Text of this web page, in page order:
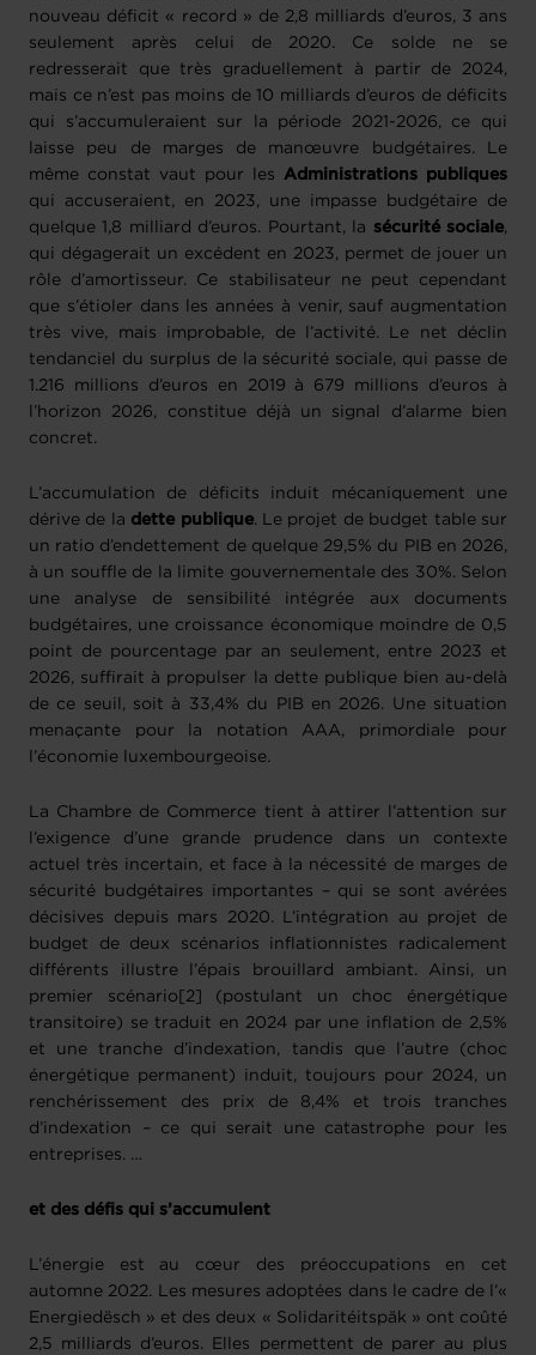
nouveau déficit « record » de 2,8 milliards d’euros, 3 ans
seulement après celui de 2020. Ce solde ne se
redresserait que très graduellement à partir de 2024,
mais ce n’est pas moins de 10 milliards d’euros de déficits
qui s’accumuleraient sur la période 2021-2026, ce qui
laisse peu de marges de manœuvre budgétaires. Le
même constat vaut pour les Administrations publiques
qui accuseraient, en 2023, une impasse budgétaire de
quelque 1,8 milliard d’euros. Pourtant, la sécurité sociale,
qui dégagerait un excédent en 2023, permet de jouer un
rôle d’amortisseur. Ce stabilisateur ne peut cependant
que s’étioler dans les années à venir, sauf augmentation
très vive, mais improbable, de l’activité. Le net déclin
tendanciel du surplus de la sécurité sociale, qui passe de
1.216 millions d’euros en 2019 à 679 millions d’euros à
l’horizon 2026, constitue déjà un signal d’alarme bien
concret.
L’accumulation de déficits induit mécaniquement une
dérive de la dette publique. Le projet de budget table sur
un ratio d’endettement de quelque 29,5% du PIB en 2026,
à un souffle de la limite gouvernementale des 30%. Selon
une analyse de sensibilité intégrée aux documents
budgétaires, une croissance économique moindre de 0,5
point de pourcentage par an seulement, entre 2023 et
2026, suffirait à propulser la dette publique bien au-delà
de ce seuil, soit à 33,4% du PIB en 2026. Une situation
menaçante pour la notation AAA, primordiale pour
l’économie luxembourgeoise.
La Chambre de Commerce tient à attirer l’attention sur
l’exigence d’une grande prudence dans un contexte
actuel très incertain, et face à la nécessité de marges de
sécurité budgétaires importantes – qui se sont avérées
décisives depuis mars 2020. L’intégration au projet de
budget de deux scénarios inflationnistes radicalement
différents illustre l’épais brouillard ambiant. Ainsi, un
premier scénario[2] (postulant un choc énergétique
transitoire) se traduit en 2024 par une inflation de 2,5%
et une tranche d’indexation, tandis que l’autre (choc
énergétique permanent) induit, toujours pour 2024, un
renchérissement des prix de 8,4% et trois tranches
d’indexation – ce qui serait une catastrophe pour les
entreprises. …
et des défis qui s’accumulent
L’énergie est au cœur des préoccupations en cet
automne 2022. Les mesures adoptées dans le cadre de l’«
Energiedësch » et des deux « Solidaritéitspäk » ont coûté
2,5 milliards d’euros. Elles permettent de parer au plus